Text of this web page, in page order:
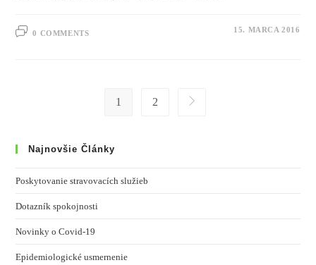
0 COMMENTS 15. MARCA 2016
1 2
Najnovšie Články
Poskytovanie stravovacích služieb
Dotazník spokojnosti
Novinky o Covid-19
Epidemiologické usmernenie